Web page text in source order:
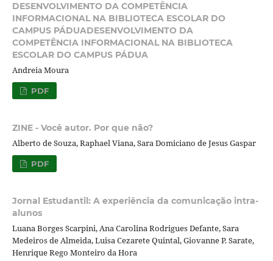
DESENVOLVIMENTO DA COMPETÊNCIA
INFORMACIONAL NA BIBLIOTECA ESCOLAR DO
CAMPUS PÁDUADESENVOLVIMENTO DA
COMPETÊNCIA INFORMACIONAL NA BIBLIOTECA
ESCOLAR DO CAMPUS PÁDUA
Andreia Moura
PDF
ZINE - Você autor. Por que não?
Alberto de Souza, Raphael Viana, Sara Domiciano de Jesus Gaspar
PDF
Jornal Estudantil: A experiência da comunicação intra-
alunos
Luana Borges Scarpini, Ana Carolina Rodrigues Defante, Sara
Medeiros de Almeida, Luisa Cezarete Quintal, Giovanne P. Sarate,
Henrique Rego Monteiro da Hora